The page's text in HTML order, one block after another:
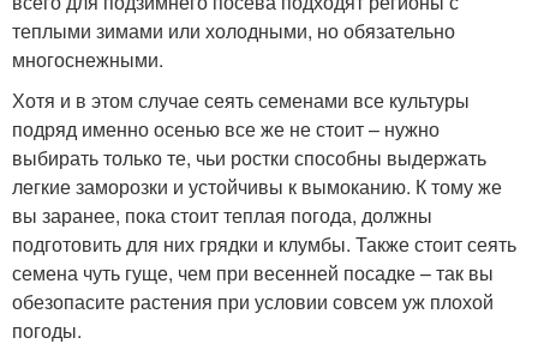
теплыми зимами или холодными, но обязательно
многоснежными.
Хотя и в этом случае сеять семенами все культуры
подряд именно осенью все же не стоит – нужно
выбирать только те, чьи ростки способны выдержать
легкие заморозки и устойчивы к вымоканию. К тому же
вы заранее, пока стоит теплая погода, должны
подготовить для них грядки и клумбы. Также стоит сеять
семена чуть гуще, чем при весенней посадке – так вы
обезопасите растения при условии совсем уж плохой
погоды.